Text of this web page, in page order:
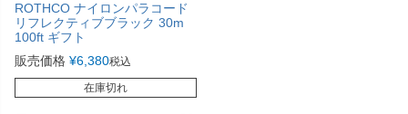
ROTHCO ナイロンパラコード
リフレクティブブラック 30m
100ft ギフト
販売価格 ¥6,380税込
在庫切れ